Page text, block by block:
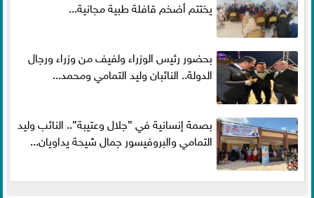
يختتم أضخم قافلة طبية مجانية...
بحضور رئيس الوزراء ولفيف من وزراء ورجال
الدولة.. النائبان وليد التمامي ومحمد...
بصمة إنسانية في ”جلال وعتيبة”.. النائب وليد
التمامي والبروفيسور جمال شيحة يداويان...